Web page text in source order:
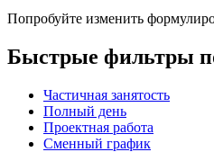
Попробуйте изменить
Быстрые фильтры
Частичная занятость
Полный день
Проектная работа
Сменный график